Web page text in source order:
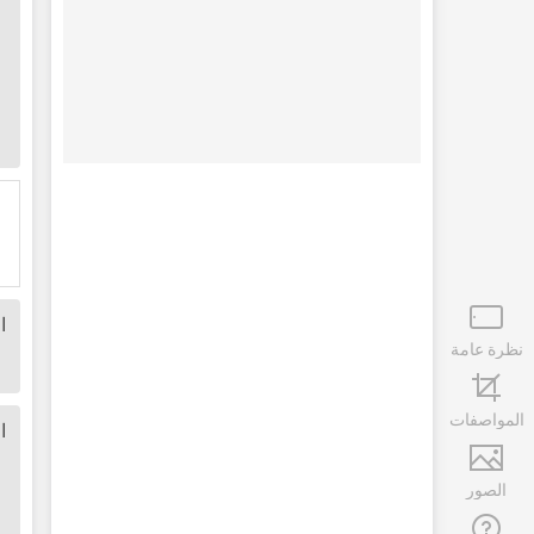
نظرة عامة
المواصفات
الصور